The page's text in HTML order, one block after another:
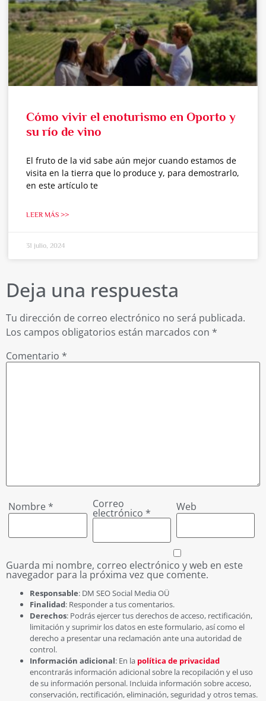
Cómo vivir el enoturismo en Oporto y
su río de vino
El fruto de la vid sabe aún mejor cuando estamos de
visita en la tierra que lo produce y, para demostrarlo,
en este artículo te
LEER MÁS >>
31 julio, 2024
Deja una respuesta
Tu dirección de correo electrónico no será publicada.
Los campos obligatorios están marcados con *
Comentario *
Nombre * Correo
electrónico * Web
Guarda mi nombre, correo electrónico y web en este
navegador para la próxima vez que comente.
Responsable: DM SEO Social Media OÜ
Finalidad: Responder a tus comentarios.
Derechos: Podrás ejercer tus derechos de acceso, rectificación,
limitación y suprimir los datos en este formulario, así como el
derecho a presentar una reclamación ante una autoridad de
control.
Información adicional: En la política de privacidad
encontrarás información adicional sobre la recopilación y el uso
de su información personal. Incluida información sobre acceso,
conservación, rectificación, eliminación, seguridad y otros temas.